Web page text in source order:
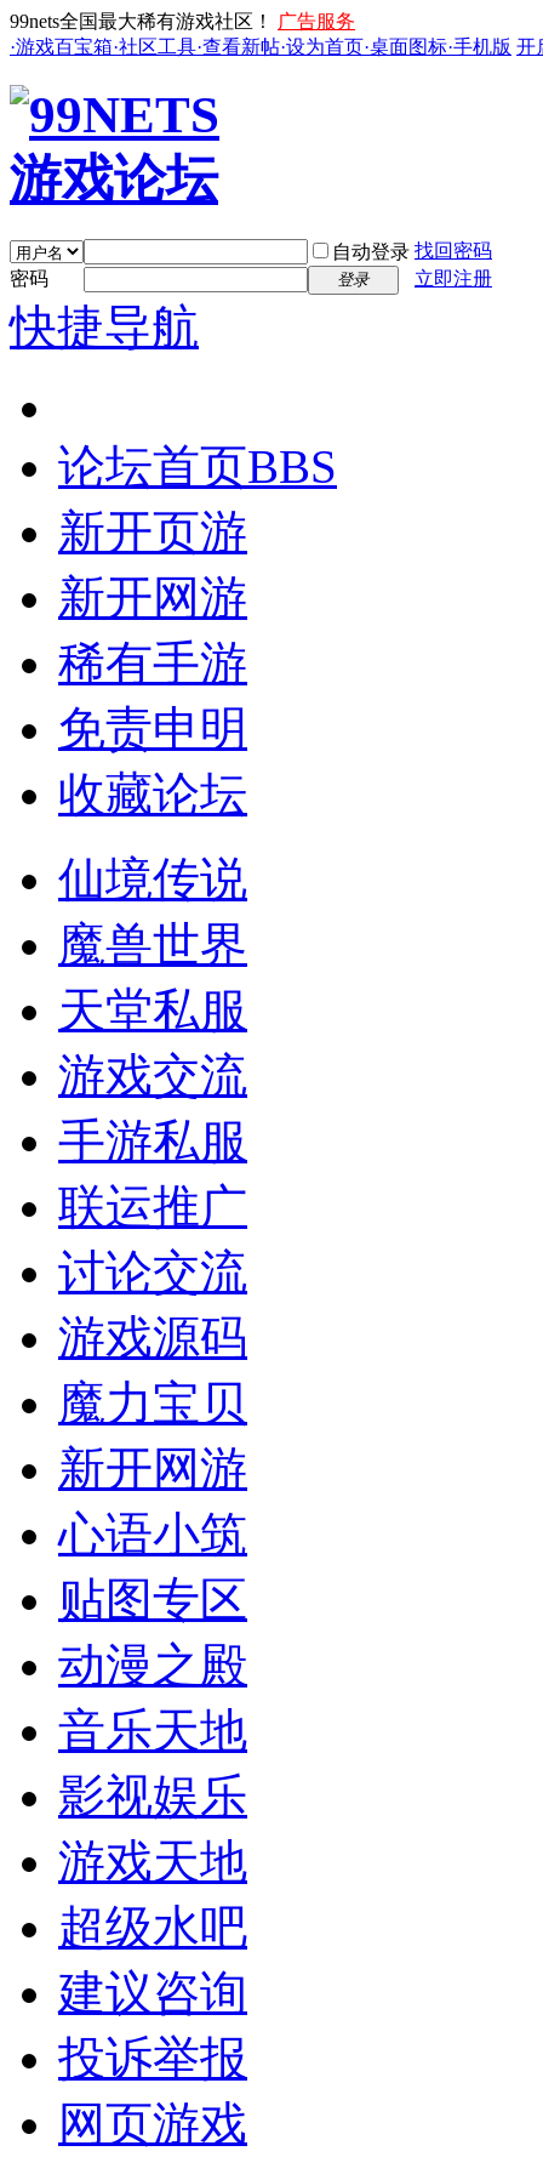
99nets全国最大稀有游戏社区！
广告服务
·游戏百宝箱·社区工具·查看新帖·设为首页·桌面图标·手机版 开
自动登录 找回密码
密码
登录 立即注册
快捷导航
论坛首页BBS
新开页游
新开网游
稀有手游
免责申明
收藏论坛
仙境传说
魔兽世界
天堂私服
游戏交流
手游私服
联运推广
讨论交流
游戏源码
魔力宝贝
新开网游
心语小筑
贴图专区
动漫之殿
音乐天地
影视娱乐
游戏天地
超级水吧
建议咨询
投诉举报
网页游戏